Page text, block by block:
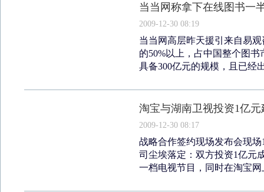
当当网称拿下在线图书一
2009-12-30 08:19
当当网高层昨天援引来自易
的50%以上，占中国整个图
具备300亿元的规模，且已经
淘宝与湖南卫视投资1亿
2009-12-30 08:17
战略合作签约现场发布会现
司尘埃落定：双方投资1亿元
一档电视节目，同时在淘宝